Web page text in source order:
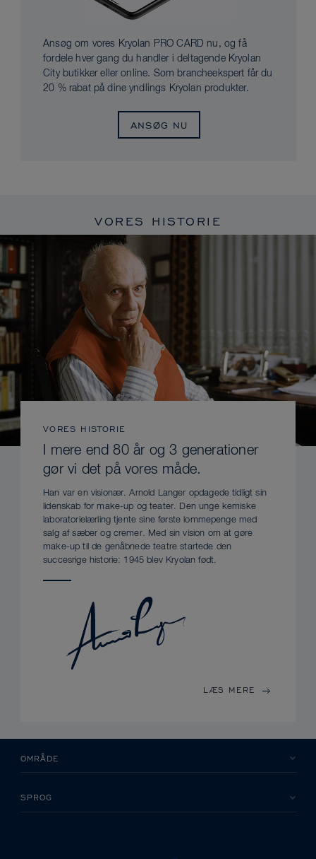
Ansøg om vores Kryolan PRO CARD nu, og få
fordele hver gang du handler i deltagende Kryolan
City butikker eller online. Som brancheekspert får du
20 % rabat på dine yndlings Kryolan produkter.
ANSØG NU
VORES HISTORIE
VORES HISTORIE
I mere end 80 år og 3 generationer
gør vi det på vores måde.
Han var en visionær. Arnold Langer opdagede tidligt sin
lidenskab for make-up og teater. Den unge kemiske
laboratorielærling tjente sine første lommepenge med
salg af sæber og cremer. Med sin vision om at gøre
make-up til de genåbnede teatre startede den
succesrige historie: 1945 blev Kryolan født.
LÆS MERE
OMRÅDE
SPROG